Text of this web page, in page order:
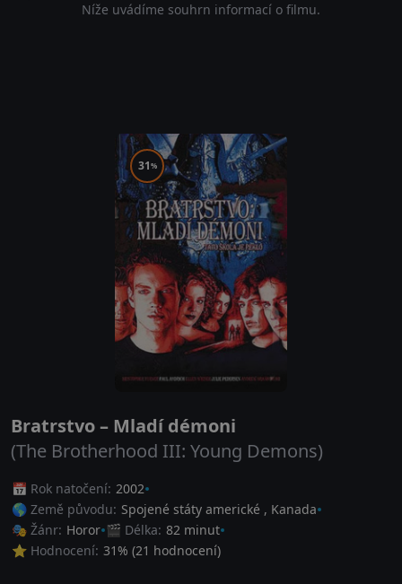
Níže uvádíme souhrn informací o filmu.
31%
Bratrstvo – Mladí démoni
(The Brotherhood III: Young Demons)
📅 Rok natočení: 2002
🌎 Země původu: Spojené státy americké , Kanada
🎭 Žánr: Horor 🎬 Délka: 82 minut
⭐ Hodnocení: 31% (21 hodnocení)